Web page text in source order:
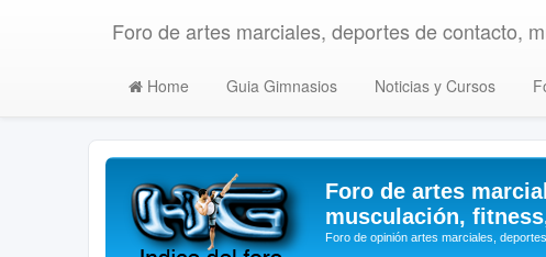
Foro de artes marciales, deportes de contacto,
Home Guia Gimnasios Noticias y Cursos
Foro de artes
musculación,
Foro de opinión artes marciales,